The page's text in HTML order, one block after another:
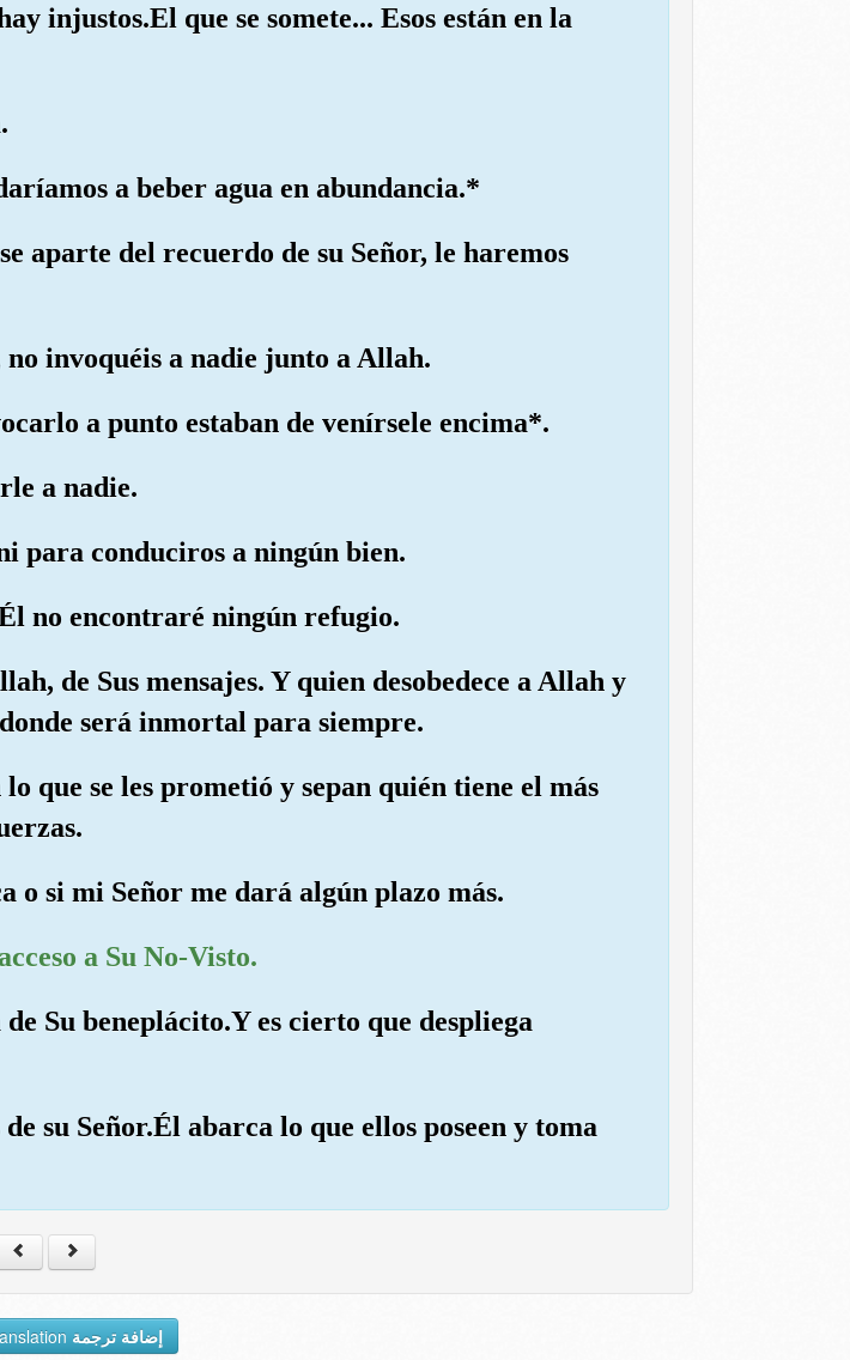
injustos.El que se somete... Esos están en la
a beber agua en abundancia.*
aparte del recuerdo de su Señor, le haremos
invoquéis a nadie junto a Allah.
a punto estaban de venírsele encima*.
a nadie.
para conduciros a ningún bien.
no encontraré ningún refugio.
de Sus mensajes. Y quien desobedece a Allah y
será inmortal para siempre.
que se les prometió y sepan quién tiene el más
o si mi Señor me dará algún plazo más.
a Su No-Visto.
Su beneplácito.Y es cierto que despliega
su Señor.Él abarca lo que ellos poseen y toma
إضافة ترجمة